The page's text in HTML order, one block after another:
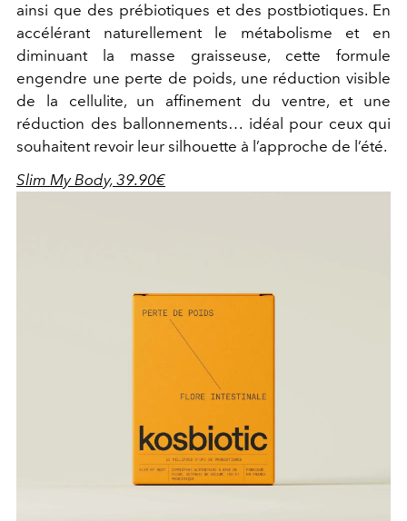
ainsi que des prébiotiques et des postbiotiques. En
accélérant naturellement le métabolisme et en
diminuant la masse graisseuse, cette formule
engendre une perte de poids, une réduction visible
de la cellulite, un affinement du ventre, et une
réduction des ballonnements… idéal pour ceux qui
souhaitent revoir leur silhouette à l’approche de l’été.
Slim My Body, 39.90€